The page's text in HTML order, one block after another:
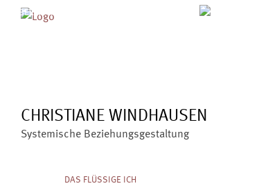
CHRISTIANE WINDHAUSEN
Systemische Beziehungsgestaltung
ÜBER MICH
DAS FLÜSSIGE ICH